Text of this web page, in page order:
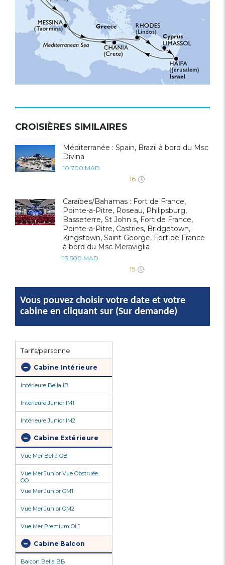
CROISIÈRES SIMILAIRES
Méditerranée : Spain, Brazil à bord du Msc
Divina
10 700 MAD
16
Caraïbes/Bahamas : Fort de France,
Pointe-a-Pitre, Roseau, Philipsburg,
Basseterre, St John s, Fort de France,
Pointe-a-Pitre, Castries, Bridgetown,
Kingstown, Saint George, Fort de France
à bord du Msc Meraviglia
13 500 MAD
15
Vous pouvez choisir votre date et votre
cabine en cliquant sur (Sur demande)
Tarifs/personne
Cabine Intérieure
Intérieure Bella IB
Intérieure Junior IM1
Intérieure Junior IM2
Cabine Extérieure
Vue Mer Bella OB
Vue Mer Junior Vue Obstruée
OO
Vue Mer Junior OM1
Vue Mer Junior OM2
Vue Mer Premium OL1
Cabine Balcon
Balcon Bella BB